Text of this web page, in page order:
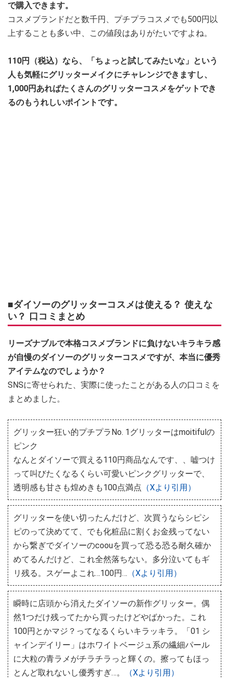
で購入できます。
コスメブランドだと数千円、プチプラコスメでも500円以
上することも多い中、この値段はありがたいですよね。
110円（税込）なら、「ちょっと試してみたいな」という
人も気軽にグリッターメイクにチャレンジできますし、
1,000円あればたくさんのグリッターコスメをゲットでき
るのもうれしいポイントです。
■ダイソーのグリッターコスメは使える？ 使えな
い？ 口コミまとめ
リーズナブルで本格コスメブランドに負けないキラキラ感
が自慢のダイソーのグリッターコスメですが、本当に優秀
アイテムなのでしょうか？
SNSに寄せられた、実際に使ったことがある人の口コミを
まとめました。
グリッター狂い的プチプラNo. 1グリッターはmoitifulの
ピンク
なんとダイソーで買える110円商品なんです、、嘘つけ
って叫びたくなるくらい可愛いピンクグリッターで、
透明感も甘さも煌めきも100点満点 （Xより引用）
グリッターを使い切ったんだけど、次買うならシピシ
ピのって決めてて、でも化粧品に割くお金残ってない
から繋ぎでダイソーのcoouを買って恐る恐る耐久確か
めてるんだけど、これ全然落ちない。多分泣いてもギ
リ残る。スゲーよこれ…100円… （Xより引用）
瞬時に店頭から消えたダイソーの新作グリッター。偶
然1つだけ残ってたから買ったけどやばかった。これ
100円とかマジ？ってなるくらいキラッキラ。「01 シ
ャインデイリー」はホワイトベージュ系の繊細パール
に大粒の青ラメがチラチラっと輝くの。擦ってもほっ
とんど取れないし優秀すぎ…。
（Xより引用）